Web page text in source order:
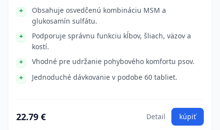
Obsahuje osvedčenú kombináciu MSM a
glukosamín sulfátu.
Podporuje správnu funkciu kĺbov, šliach, väzov a
kostí.
Vhodné pre udržanie pohybového komfortu psov.
Jednoduché dávkovanie v podobe 60 tabliet.
22.79 € Detail kúpiť